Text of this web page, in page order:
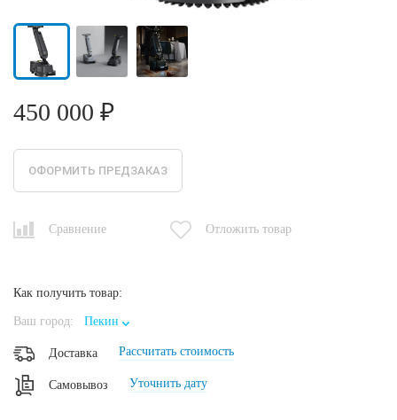
450 000 ₽
ОФОРМИТЬ ПРЕДЗАКАЗ
Сравнение Отложить товар
Как получить товар:
Ваш город: Пекин
Доставка Рассчитать стоимость
Самовывоз Уточнить дату